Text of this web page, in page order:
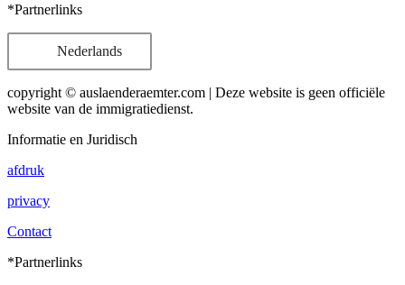
*Partnerlinks
Nederlands
copyright © auslaenderaemter.com | Deze website is geen officiële
website van de immigratiedienst.
Informatie en Juridisch
afdruk
privacy
Contact
*Partnerlinks